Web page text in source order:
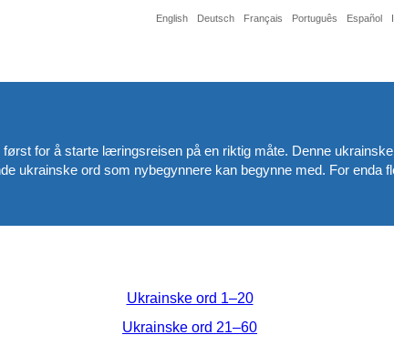
English Deutsch Français Português Español
for å starte læringsreisen på en riktig måte. Denne
ukrainske ord som nybegynnere kan begynne med. For
Ukrainske ord 1–20
Ukrainske ord 21–60